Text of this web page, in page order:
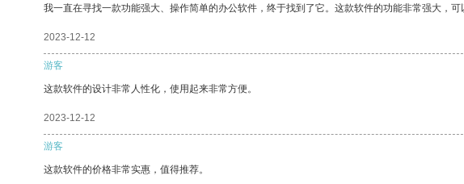
我一直在寻找一款功能强大、操作简单的办公软件，终于找到了它。这款软件的功能非常强大，
2023-12-12
游客
这款软件的设计非常人性化，使用起来非常方便。
2023-12-12
游客
这款软件的价格非常实惠，值得推荐。